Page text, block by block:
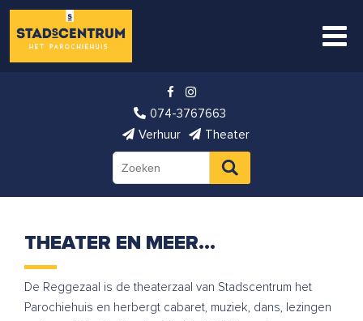
074-3767663
Verhuur
Theater
THEATER EN MEER…
De Reggezaal is de theaterzaal van Stadscentrum het
Parochiehuis en herbergt cabaret, muziek, dans, lezingen